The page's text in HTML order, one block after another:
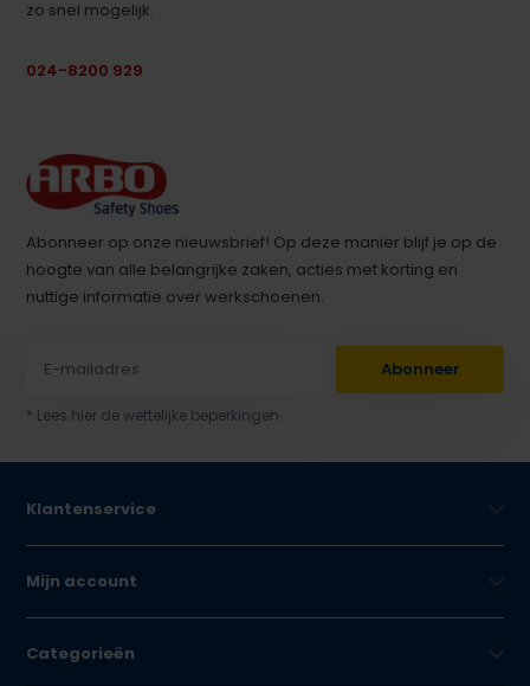
zo snel mogelijk.
024-8200 929
Abonneer op onze nieuwsbrief! Op deze manier blijf je op de
hoogte van alle belangrijke zaken, acties met korting en
nuttige informatie over werkschoenen.
Abonneer
* Lees hier de wettelijke beperkingen
Klantenservice
Mijn account
Categorieën